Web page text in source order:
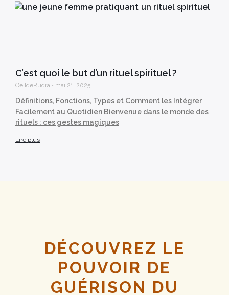
C’est quoi le but d’un rituel spirituel ?
OeildeRudra mai 21, 2025
Définitions, Fonctions, Types et Comment les Intégrer
Facilement au Quotidien Bienvenue dans le monde des
rituels : ces gestes magiques
Lire plus
DÉCOUVREZ LE
POUVOIR DE
GUÉRISON DU